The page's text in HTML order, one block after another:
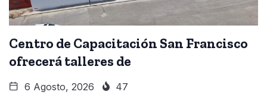
Centro de Capacitación San Francisco
ofrecerá talleres de
6 Agosto, 2026 47